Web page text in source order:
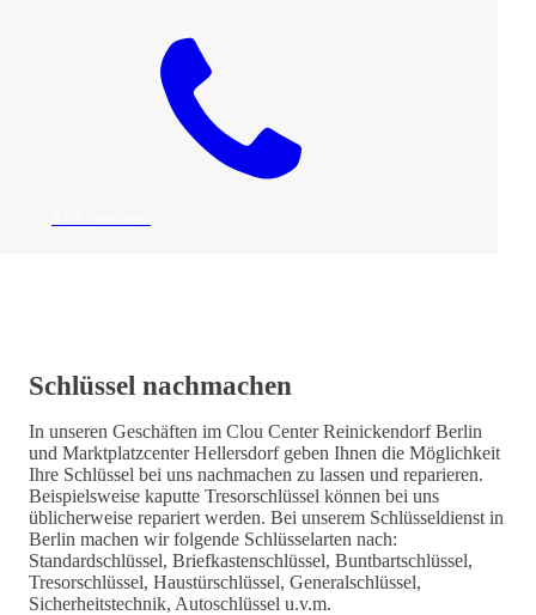
Schlüssel nachmachen
In unseren Geschäften im Clou Center Reinickendorf Berlin
und Marktplatzcenter Hellersdorf geben Ihnen die Möglichkeit
Ihre Schlüssel bei uns nachmachen zu lassen und reparieren.
Beispielsweise kaputte Tresorschlüssel können bei uns
üblicherweise repariert werden. Bei unserem Schlüsseldienst in
Berlin machen wir folgende Schlüsselarten nach:
Standardschlüssel, Briefkastenschlüssel, Buntbartschlüssel,
Tresorschlüssel, Haustürschlüssel, Generalschlüssel,
Sicherheitstechnik, Autoschlüssel u.v.m.